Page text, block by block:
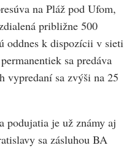
na Pláž pod Ufom,
približne 500
oddnes k dispozícii v sieti
sa predáva
vypredaní sa zvýši na 25
podujatia je už známy aj
sa zásluhou BA